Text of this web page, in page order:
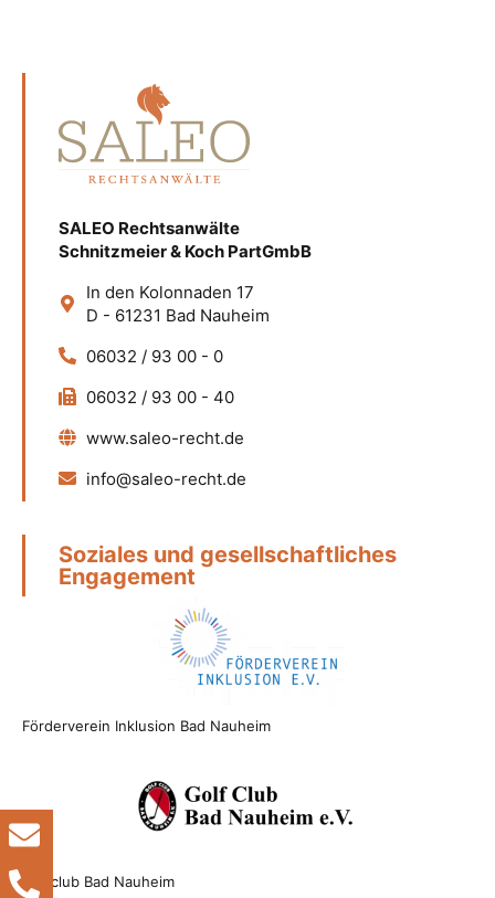
SALEO Rechtsanwälte
Schnitzmeier & Koch PartGmbB
In den Kolonnaden 17
D - 61231 Bad Nauheim
06032 / 93 00 - 0
06032 / 93 00 - 40
www.saleo-recht.de
info@saleo-recht.de
Soziales und gesellschaftliches
Engagement
Förderverein Inklusion Bad Nauheim
Golfclub Bad Nauheim